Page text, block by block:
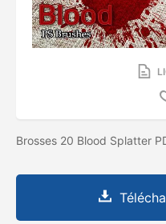
Brosses 20 Blood Splatter